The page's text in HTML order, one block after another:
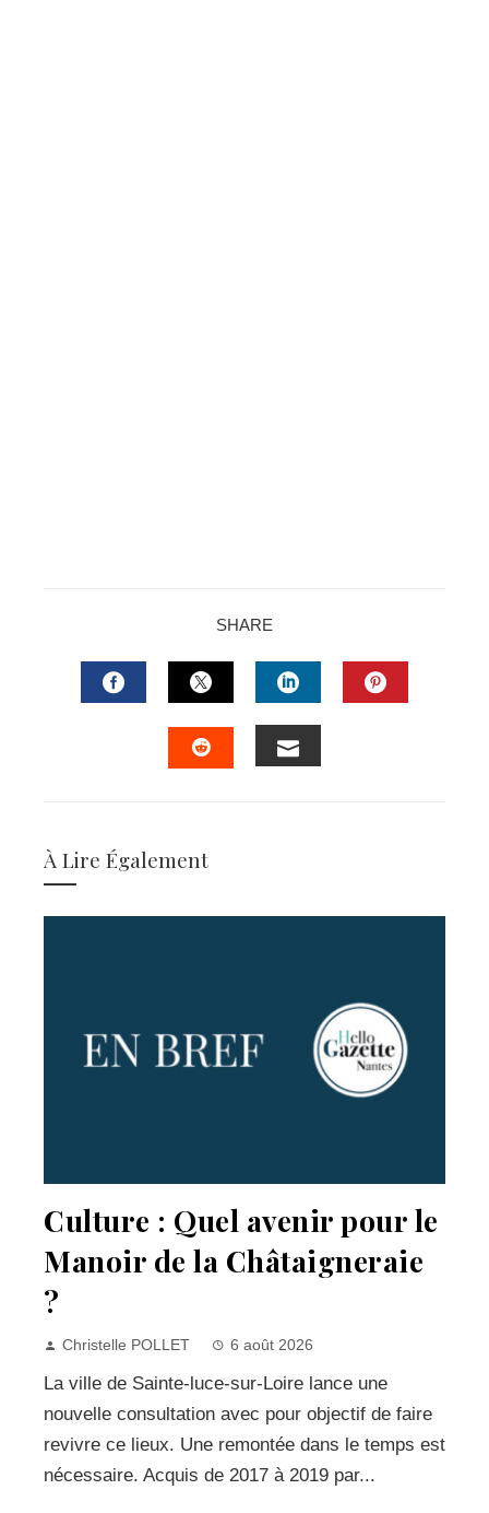
SHARE
FACEBOOKTWITTERLINKEDIN
À Lire Également
Culture : Quel avenir pour le
Manoir de la Châtaigneraie
?
Christelle POLLET 6 août 2026
La ville de Sainte-luce-sur-Loire lance une
nouvelle consultation avec pour objectif de faire
revivre ce lieux. Une remontée dans le temps est
nécessaire. Acquis de 2017 à 2019 par...